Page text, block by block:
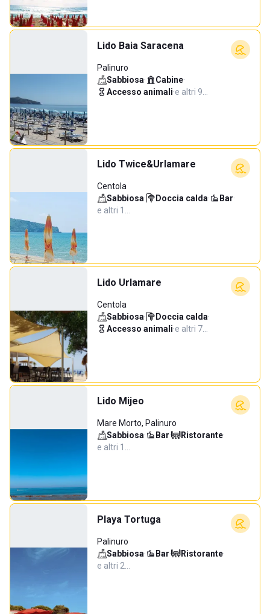
Lido Baia Saracena
Palinuro
Sabbiosa· Cabine·
Accesso animali·e altri 9…
Lido Twice&Urlamare
Centola
Sabbiosa· Doccia calda· Bar·
e altri 1…
Lido Urlamare
Centola
Sabbiosa· Doccia calda·
Accesso animali·e altri 7…
Lido Mijeo
Mare Morto, Palinuro
Sabbiosa· Bar· Ristorante·
e altri 1…
Playa Tortuga
Palinuro
Sabbiosa· Bar· Ristorante·
e altri 2…